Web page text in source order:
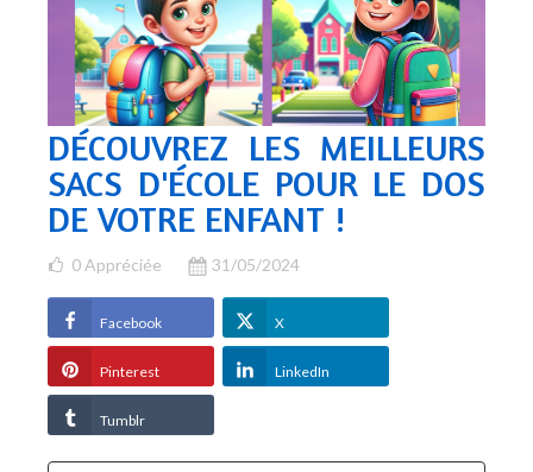
DÉCOUVREZ LES MEILLEURS
SACS D'ÉCOLE POUR LE DOS
DE VOTRE ENFANT !
0 Appréciée 31/05/2024
Facebook X
Pinterest LinkedIn
Tumblr